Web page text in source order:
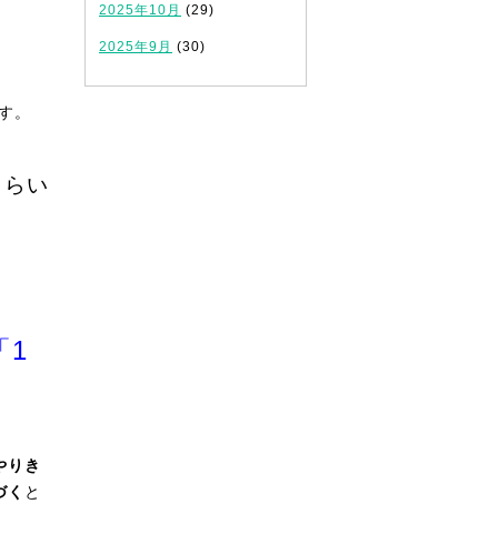
。
い
「1
りき
と
2025年10月 (29)
2025年9月 (30)